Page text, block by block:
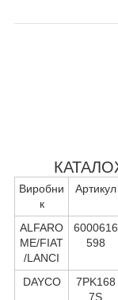
Виробни
к
Артикул
ALFARO
ME/FIAT
/LANCI
6000616
598
DAYCO
7PK168
7S